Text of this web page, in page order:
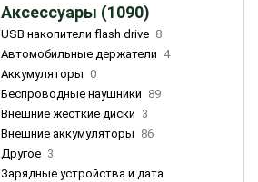
Аксессуары (1090)
USB накопители flash drive 8
Автомобильные держатели 4
Аккумуляторы 0
Беспроводные наушники 89
Внешние жесткие диски 3
Внешние аккумуляторы 86
Другое 3
Зарядные устройства и дата